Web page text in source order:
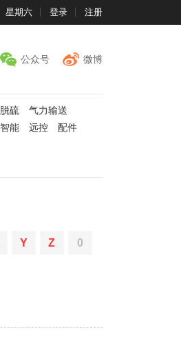
星期六 登录 注册
公众号 微博
脱硫
气力输送
智能 远控
配件
Y Z 0